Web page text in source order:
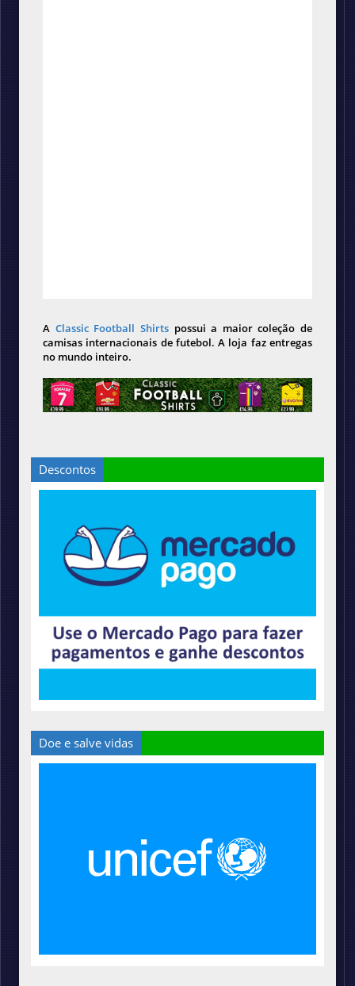
A Classic Football Shirts possui a maior coleção de
camisas internacionais de futebol. A loja faz entregas
no mundo inteiro.
Descontos
Doe e salve vidas